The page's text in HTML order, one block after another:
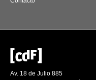
Av. 18 de Julio 885